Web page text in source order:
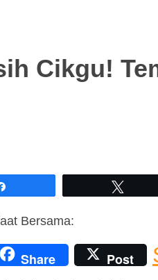
Cikgu!
Bersama:
Share Post